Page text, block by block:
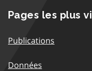
Pages les plus
Publications
Données